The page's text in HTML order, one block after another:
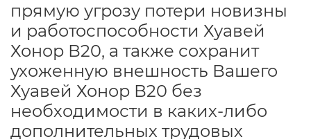
прямую угрозу потери новизны
и работоспособности Хуавей
Хонор В20, а также сохранит
ухоженную внешность Вашего
Хуавей Хонор В20 без
необходимости в каких-либо
дополнительных трудовых